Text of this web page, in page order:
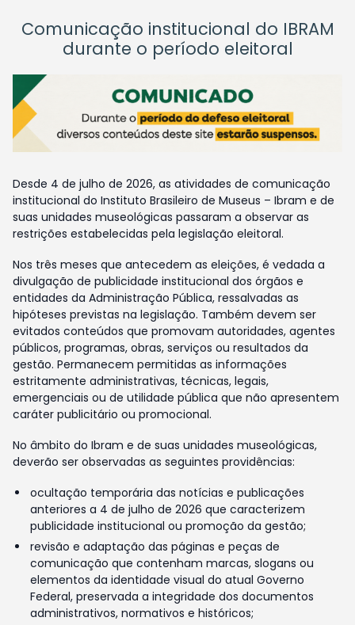
Comunicação institucional do IBRAM
durante o período eleitoral
Desde 4 de julho de 2026, as atividades de comunicação
institucional do Instituto Brasileiro de Museus – Ibram e de
suas unidades museológicas passaram a observar as
restrições estabelecidas pela legislação eleitoral.
Nos três meses que antecedem as eleições, é vedada a
divulgação de publicidade institucional dos órgãos e
entidades da Administração Pública, ressalvadas as
hipóteses previstas na legislação. Também devem ser
evitados conteúdos que promovam autoridades, agentes
públicos, programas, obras, serviços ou resultados da
gestão. Permanecem permitidas as informações
estritamente administrativas, técnicas, legais,
emergenciais ou de utilidade pública que não apresentem
caráter publicitário ou promocional.
No âmbito do Ibram e de suas unidades museológicas,
deverão ser observadas as seguintes providências:
ocultação temporária das notícias e publicações
anteriores a 4 de julho de 2026 que caracterizem
publicidade institucional ou promoção da gestão;
revisão e adaptação das páginas e peças de
comunicação que contenham marcas, slogans ou
elementos da identidade visual do atual Governo
Federal, preservada a integridade dos documentos
administrativos, normativos e históricos;